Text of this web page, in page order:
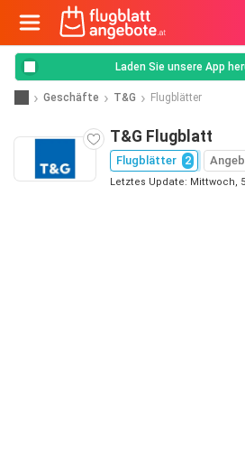
Laden Sie unsere App
Geschäfte T&G Flugblätter
T&G Flugblatt
Flugblätter 2
Letztes Update: Mittwoch,